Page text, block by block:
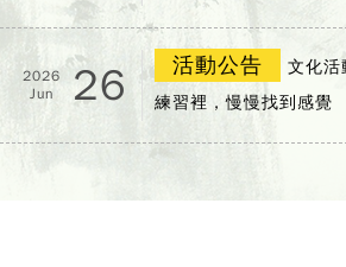
2026
Jun
26 活動公告
文化活
練習裡，慢慢找到感覺